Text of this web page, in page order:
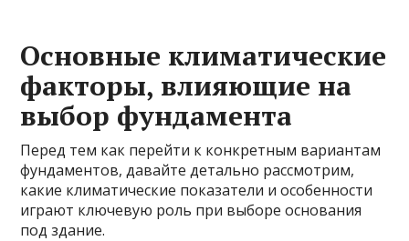
Основные климатические
факторы, влияющие на
выбор фундамента
Перед тем как перейти к конкретным вариантам
фундаментов, давайте детально рассмотрим,
какие климатические показатели и особенности
играют ключевую роль при выборе основания
под здание.